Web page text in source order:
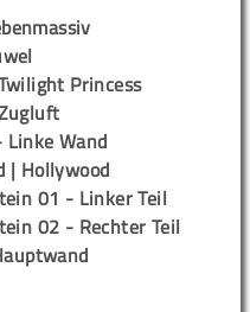
Princess
Wand
| Hollywood
01 - Linker Teil
02 - Rechter Teil